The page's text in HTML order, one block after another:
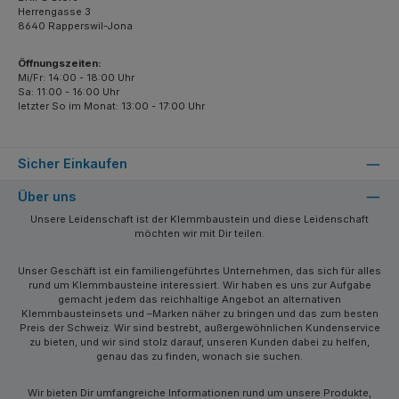
Sicher Einkaufen
Herrengasse 3
8640 Rapperswil-Jona
Öffnungszeiten:
Mi/Fr: 14:00 - 18:00 Uhr
Sa: 11:00 - 16:00 Uhr
letzter So im Monat: 13:00 - 17:00 Uhr
Über uns
Unsere Leidenschaft ist der Klemmbaustein und diese Leidenschaft
möchten wir mit Dir teilen.
Unser Geschäft ist ein familiengeführtes Unternehmen, das sich für alles
rund um Klemmbausteine interessiert. Wir haben es uns zur Aufgabe
gemacht jedem das reichhaltige Angebot an alternativen
Klemmbausteinsets und –Marken näher zu bringen und das zum besten
Preis der Schweiz. Wir sind bestrebt, außergewöhnlichen Kundenservice
zu bieten, und wir sind stolz darauf, unseren Kunden dabei zu helfen,
genau das zu finden, wonach sie suchen.
Wir bieten Dir umfangreiche Informationen rund um unsere Produkte,